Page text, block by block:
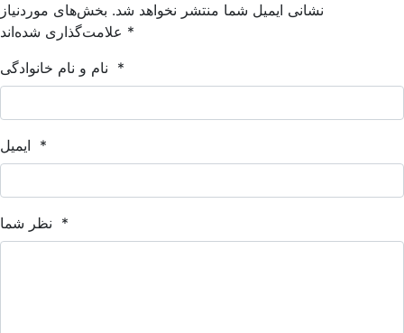
نشانی ایمیل شما منتشر نخواهد شد. بخش‌های موردنیاز
*
*
*
*